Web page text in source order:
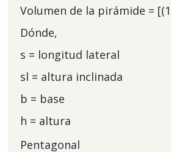
Volumen de la pirámide =
Dónde,
s = longitud lateral
sl = altura inclinada
b = base
h = altura
Pentagonal